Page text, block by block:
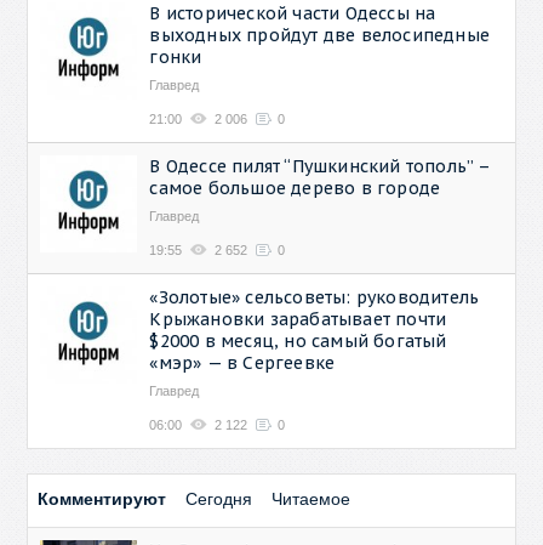
В исторической части Одессы на
выходных пройдут две велосипедные
гонки
Главред
21:00 2 006 0
В Одессе пилят “Пушкинский тополь” –
самое большое дерево в городе
Главред
19:55 2 652 0
«Золотые» сельсоветы: руководитель
Крыжановки зарабатывает почти
$2000 в месяц, но самый богатый
«мэр» — в Сергеевке
Главред
06:00 2 122 0
Комментируют Сегодня Читаемое